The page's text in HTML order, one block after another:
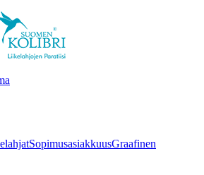
SopimusasiakkuusGraafinen